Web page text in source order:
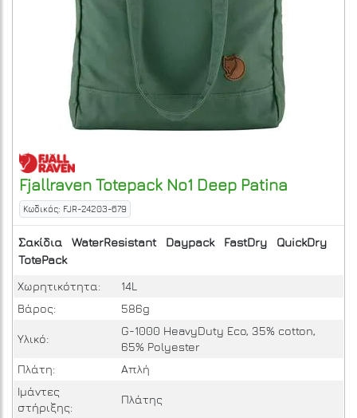
Fjallraven Totepack No1 Deep Patina
Κωδικός: FJR-24203-679
Σακίδια WaterResistant Daypack FastDry
QuickDry
TotePack
Χωρητικότητα:
14L
Βάρος:
586g
Υλικό:
G-1000 HeavyDuty Eco, 35% cotton,
65% Polyester
Πλάτη:
Απλή
Ιμάντες
στήριξης:
Πλάτης